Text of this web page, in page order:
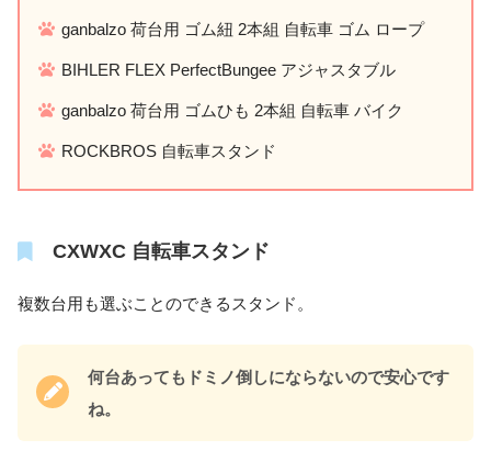
ganbalzo 荷台用 ゴム紐 2本組 自転車 ゴム ロープ
BIHLER FLEX PerfectBungee アジャスタブル
ganbalzo 荷台用 ゴムひも 2本組 自転車 バイク
ROCKBROS 自転車スタンド
CXWXC 自転車スタンド
複数台用も選ぶことのできるスタンド。
何台あってもドミノ倒しにならないので安心です
ね。